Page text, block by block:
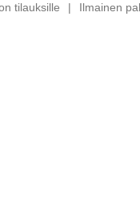
tilauksille Ilmainen